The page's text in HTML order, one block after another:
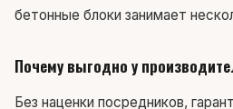
бетонные блоки занимает
Почему выгодно у
Без наценки посредников,